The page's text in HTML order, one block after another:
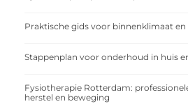
Praktische gids voor binnenklimaat
Stappenplan voor onderhoud in huis
Fysiotherapie Rotterdam:
herstel en beweging